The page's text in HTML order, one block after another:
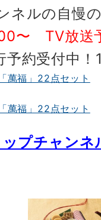
ルの自慢
〜 TV放送
予約受付中
プチャンネ